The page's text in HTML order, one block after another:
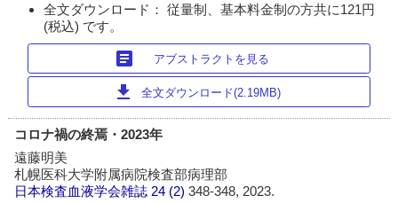
全文ダウンロード： 従量制、基本料金制の方共に121円
(税込) です。
article アブストラクトを見る
download 全文ダウンロード(2.19MB)
コロナ禍の終焉・2023年
遠藤明美
札幌医科大学附属病院検査部病理部
日本検査血液学会雑誌 24 (2)348-348, 2023.